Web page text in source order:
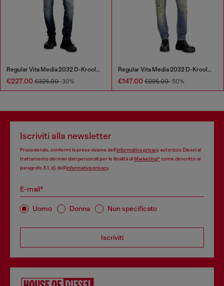
Regular Vita Media 2032 D-Krooley Joggjeans®
€227.00 €325.00-30%
Regular Vita Media 2032 D-Krooley Joggjeans®
€147.00 €295.00-50%
Iscriviti alla newsletter
Procedendo, confermi la presa visione dell’informativa privacyautorizzo Diesel al
trattamento dei miei dati personali per le finalità diMarketing*come descritto al
paragrafo 3.1, d) dell’informativa privacy.
E-mail*
Uomo Donna Non specificato
Iscriviti